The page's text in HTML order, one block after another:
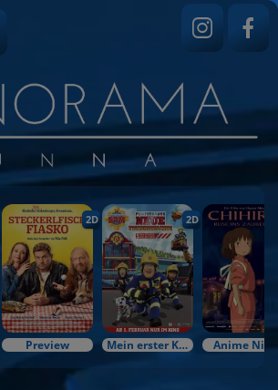
2D
Preview
2D
Mein erster Kinobesuch Anime